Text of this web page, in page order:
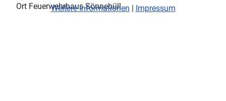
Ort Feuerwehrhaus Sönnebüll
Weitere Informationen | Impressum